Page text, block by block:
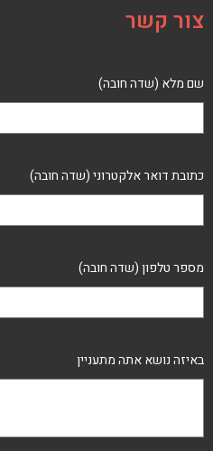
צור קשר
שם מלא (שדה חובה)
כתובת דואר אלקטרוני (שדה חובה)
מספר טלפון (שדה חובה)
באיזה נושא אתה מתעניין